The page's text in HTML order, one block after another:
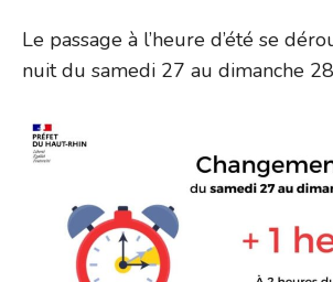
Le passage à l’heure d’été se
nuit du samedi 27 au dimanche